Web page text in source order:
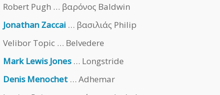
Robert Pugh … βαρόνος Baldwin
Jonathan Zaccai … βασιλιάς Philip
Velibor Topic … Belvedere
Mark Lewis Jones… Longstride
Denis Menochet … Adhemar